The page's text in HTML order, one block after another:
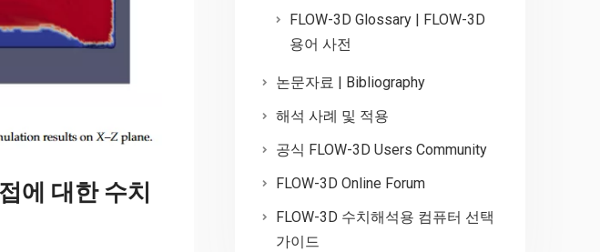
에 대한 수치
FLOW-3D Glossary | FLOW-3D
용어 사전
논문자료 | Bibliography
해석 사례 및 적용
공식 FLOW-3D Users Community
FLOW-3D Online Forum
FLOW-3D 수치해석용 컴퓨터 선택
가이드